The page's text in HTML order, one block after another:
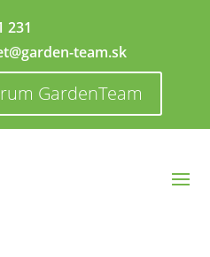
231
team.sk
GardenTeam